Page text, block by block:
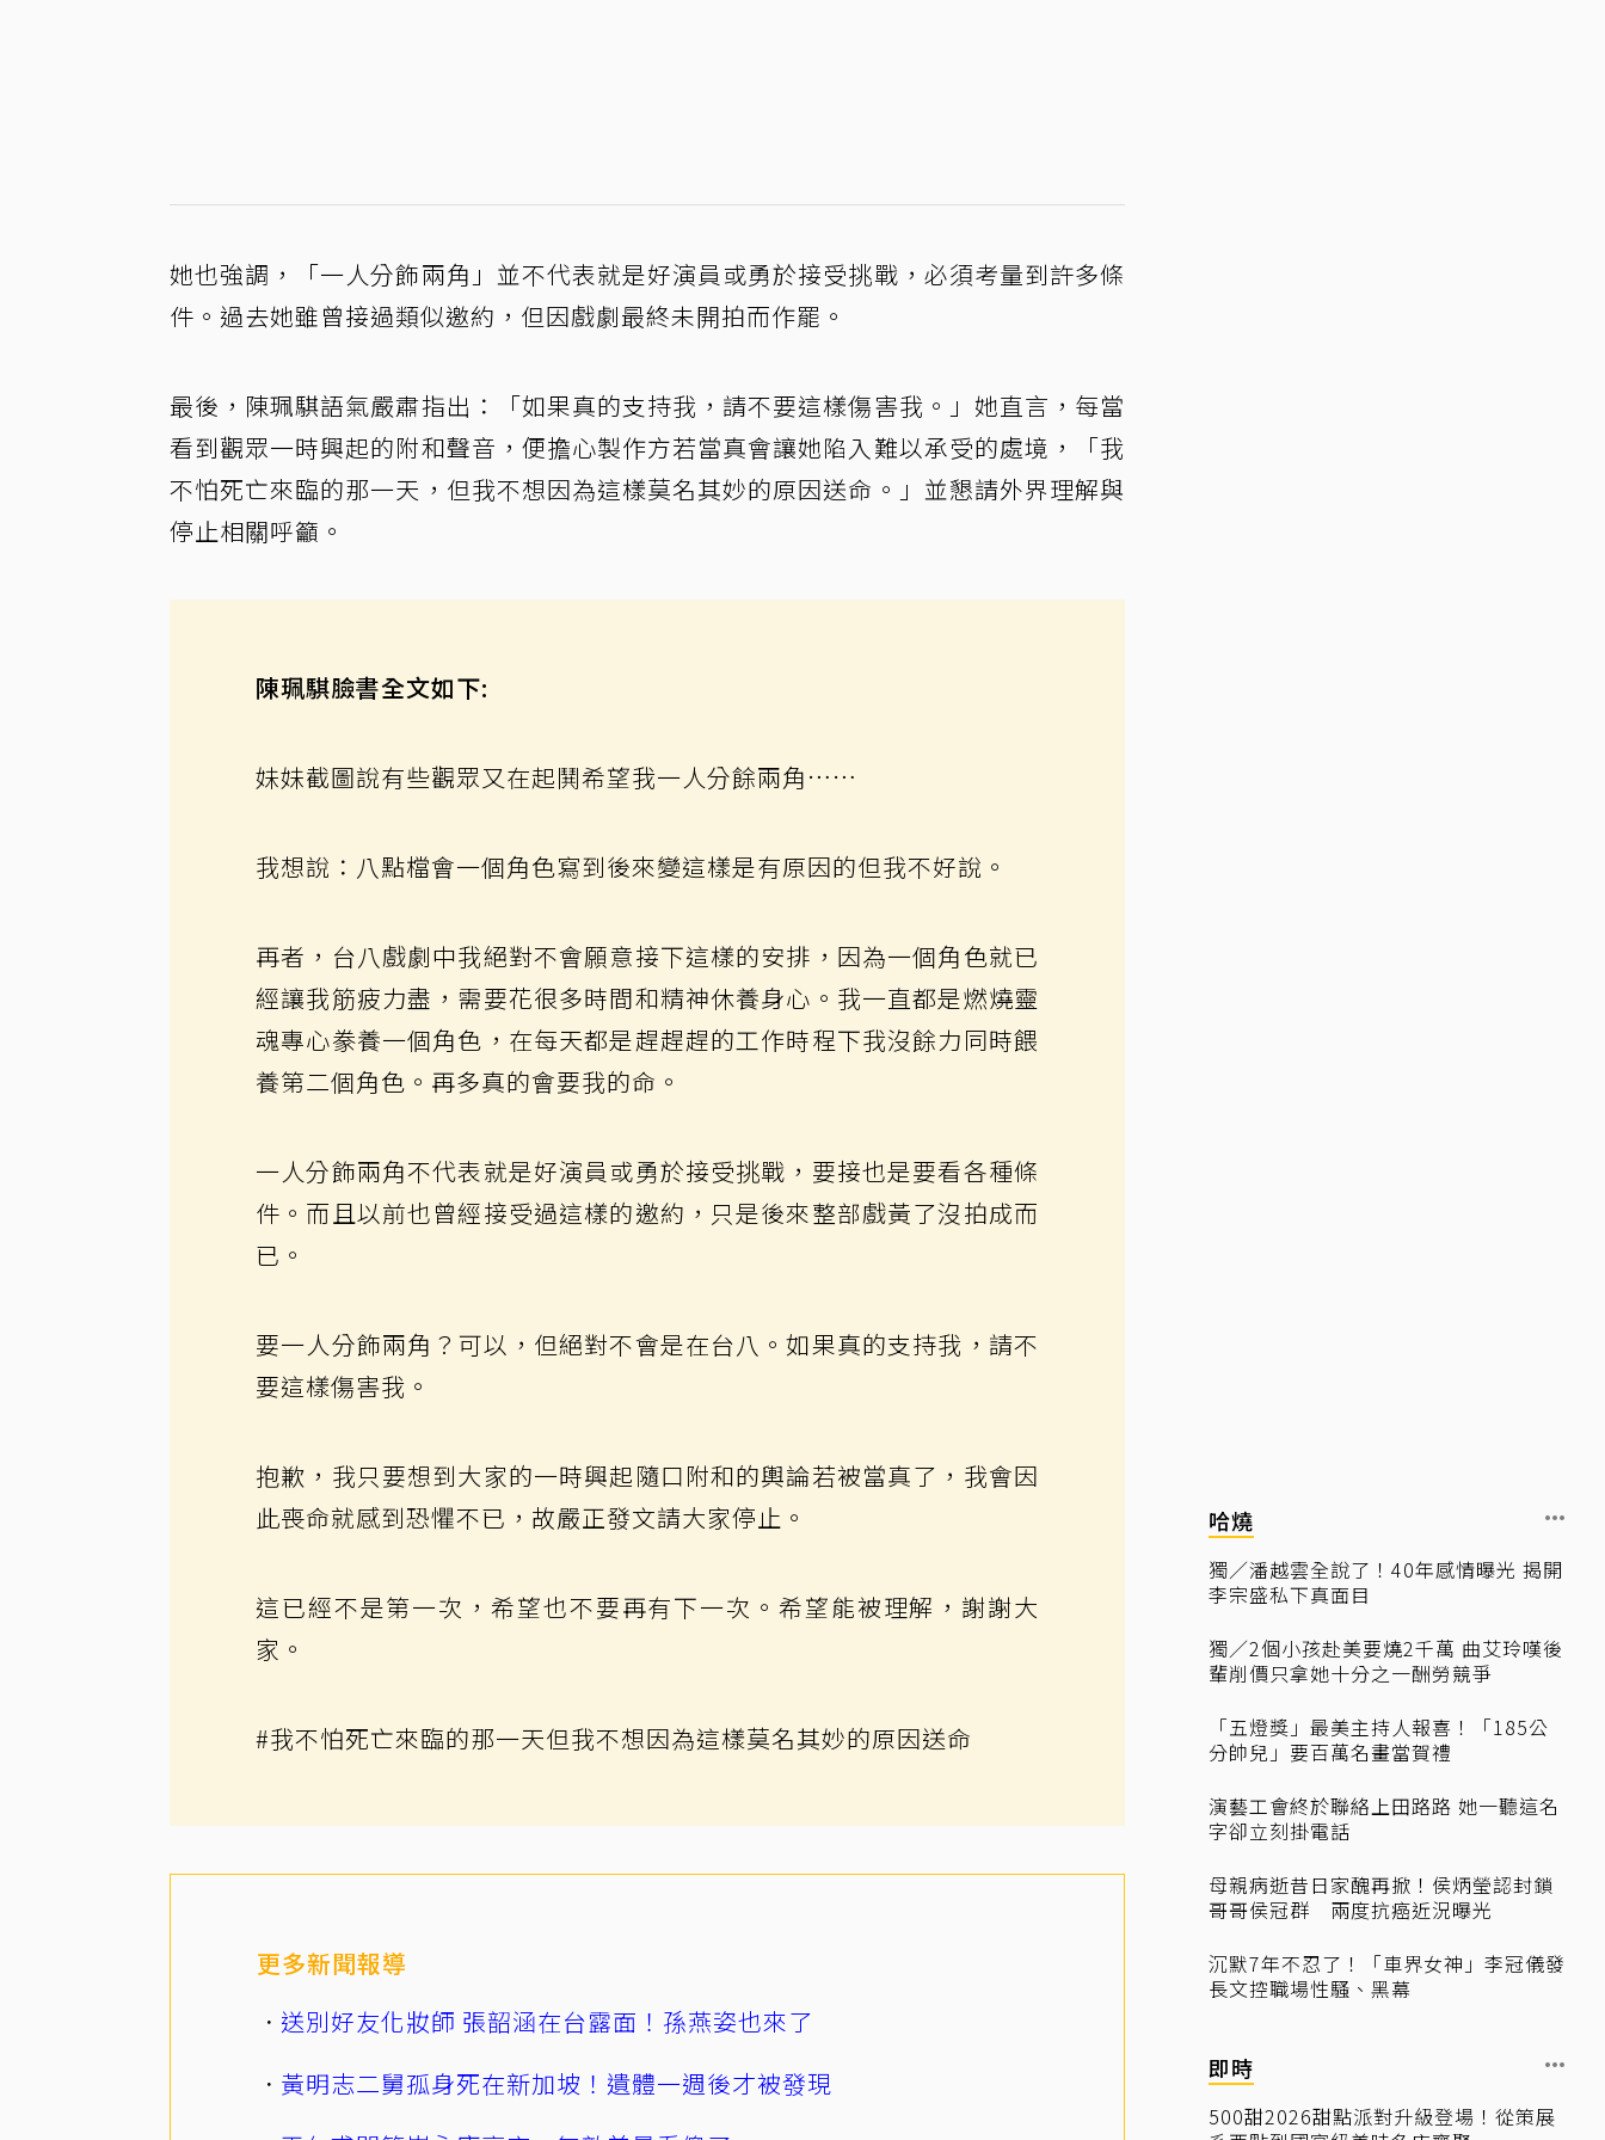
她也強調，「一人分飾兩角」並不代表就是好演員或勇於接受挑戰，必須考量到許多條
件。過去她雖曾接過類似邀約，但因戲劇最終未開拍而作罷。
最後，陳珮騏語氣嚴肅指出：「如果真的支持我，請不要這樣傷害我。」她直言，每當
看到觀眾一時興起的附和聲音，便擔心製作方若當真會讓她陷入難以承受的處境，「我
不怕死亡來臨的那一天，但我不想因為這樣莫名其妙的原因送命。」並懇請外界理解與
停止相關呼籲。
陳珮騏臉書全文如下:
妹妹截圖說有些觀眾又在起鬨希望我一人分餘兩角……
我想說：八點檔會一個角色寫到後來變這樣是有原因的但我不好說。
再者，台八戲劇中我絕對不會願意接下這樣的安排，因為一個角色就已
經讓我筋疲力盡，需要花很多時間和精神休養身心。我一直都是燃燒靈
魂專心豢養一個角色，在每天都是趕趕趕的工作時程下我沒餘力同時餵
養第二個角色。再多真的會要我的命。
一人分飾兩角不代表就是好演員或勇於接受挑戰，要接也是要看各種條
件。而且以前也曾經接受過這樣的邀約，只是後來整部戲黃了沒拍成而
已。
要一人分飾兩角？可以，但絕對不會是在台八。如果真的支持我，請不
要這樣傷害我。
抱歉，我只要想到大家的一時興起隨口附和的輿論若被當真了，我會因
此喪命就感到恐懼不已，故嚴正發文請大家停止。
這已經不是第一次，希望也不要再有下一次。希望能被理解，謝謝大
家。
#我不怕死亡來臨的那一天但我不想因為這樣莫名其妙的原因送命
更多新聞報導
送別好友化妝師 張韶涵在台露面！孫燕姿也來了
黃明志二舅孤身死在新加坡！遺體一週後才被發現
哈燒
獨／潘越雲全說了！40年感情曝光 揭開
李宗盛私下真面目
獨／2個小孩赴美要燒2千萬 曲艾玲嘆後
輩削價只拿她十分之一酬勞競爭
「五燈獎」最美主持人報喜！「185公
分帥兒」要百萬名畫當賀禮
演藝工會終於聯絡上田路路 她一聽這名
字卻立刻掛電話
母親病逝昔日家醜再掀！侯炳瑩認封鎖
哥哥侯冠群 兩度抗癌近況曝光
沉默7年不忍了！「車界女神」李冠儀發
長文控職場性騷、黑幕
即時
500甜2026甜點派對升級登場！從策展